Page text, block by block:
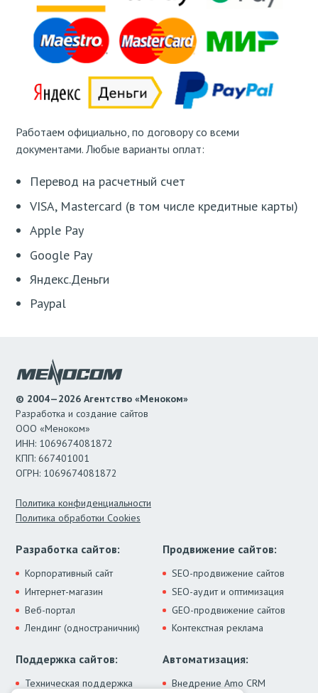
Работаем официально, по договору со всеми
документами. Любые варианты оплат:
Перевод на расчетный счет
VISA, Mastercard (в том числе кредитные карты)
Apple Pay
Google Pay
Яндекс.Деньги
Paypal
© 2004—2026 Агентство «Меноком»
Разработка и создание сайтов
ООО «Меноком»
ИНН: 1069674081872
КПП: 667401001
ОГРН: 1069674081872
Политика конфиденциальности
Политика обработки Cookies
Разработка сайтов:
Корпоративный сайт
Интернет-магазин
Веб-портал
Лендинг (одностраничник)
Продвижение сайтов:
SEO-продвижение сайтов
SEO-аудит и оптимизация
GEO-продвижение сайтов
Контекстная реклама
Поддержка сайтов:
Техническая поддержка
Автоматизация:
Внедрение Amo CRM